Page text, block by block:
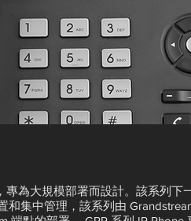
為大規模部署而設計。該系列
集中管理，該系列由